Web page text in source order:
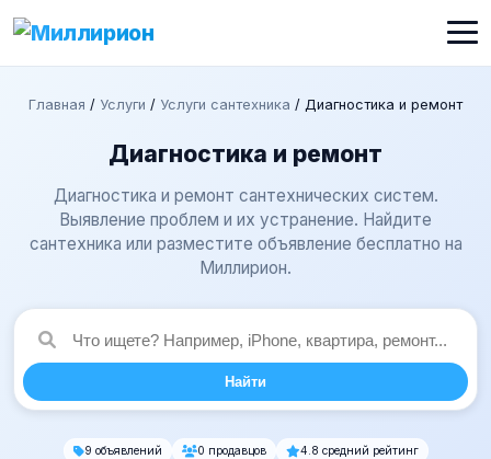
Главная / Услуги / Услуги сантехника / Диагностика и ремонт
Диагностика и ремонт
Диагностика и ремонт сантехнических систем.
Выявление проблем и их устранение. Найдите
сантехника или разместите объявление бесплатно на
Миллирион.
Найти
9 объявлений 0 продавцов
4.8 средний рейтинг